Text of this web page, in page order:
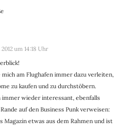
um 14:18 Uhr
mich am Flughafen immer dazu verleiten,
zu kaufen und zu durchstöbern.
immer wieder interessant, ebenfalls
auf den Business Punk verweisen:
Magazin etwas aus dem Rahmen und ist